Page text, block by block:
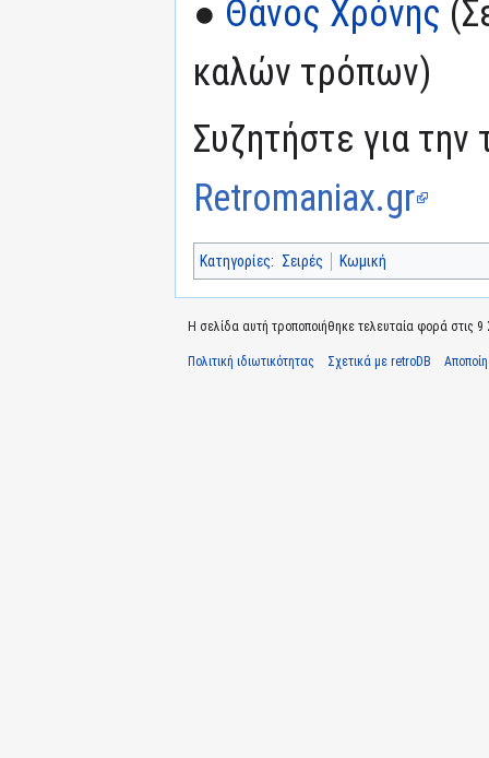
● Θάνος Χρόνης
καλών τρόπων)
Συζητήστε για την
Retromaniax.gr
Κατηγορίες: Σειρές Κωμική
Η σελίδα αυτή τροποποιήθηκε τελευταία φορά στις 9
Πολιτική ιδιωτικότητας Σχετικά με retroDB